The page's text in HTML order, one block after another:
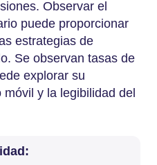
Observar el
puede proporcionar
estrategias de
Se observan tasas de
explorar su
y la legibilidad del